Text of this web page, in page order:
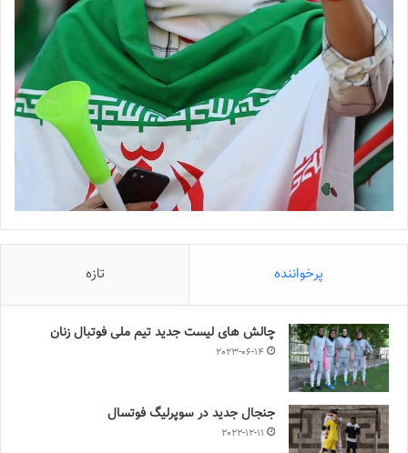
پرخواننده تازه
چالش هاى ليست جدید تيم ملى فوتبال زنان
2023-06-14
جنجال جدید در سوپرلیگ فوتسال
2022-12-11